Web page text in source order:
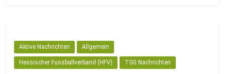
Aktive Nachrichten Allgemein
Hessischer Fussballverband (HFV) TSG Nachrichten